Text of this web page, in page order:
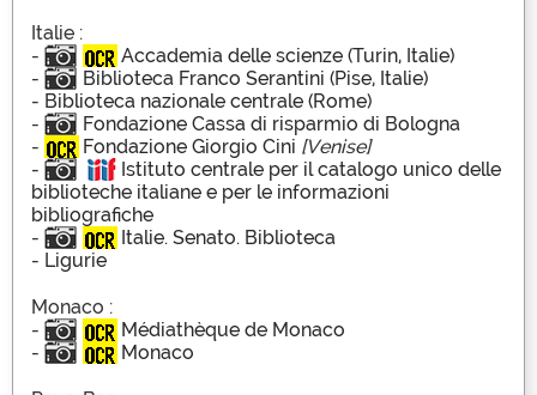
Italie :
-
Accademia delle scienze (Turin, Italie)‌
-
Biblioteca Franco Serantini (Pise, Italie)
- Biblioteca nazionale centrale (Rome)
-
Fondazione Cassa di risparmio di Bologna
-
Fondazione Giorgio Cini [Venise]
-
Istituto centrale per il catalogo unico delle
biblioteche italiane e per le informazioni
bibliografiche
-
Italie. Senato. Biblioteca
- Ligurie
Monaco :
-
Médiathèque de Monaco
-
Monaco